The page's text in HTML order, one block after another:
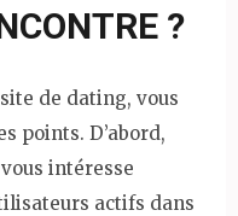
?
de dating, vous
points. D’abord,
intéresse
actifs dans